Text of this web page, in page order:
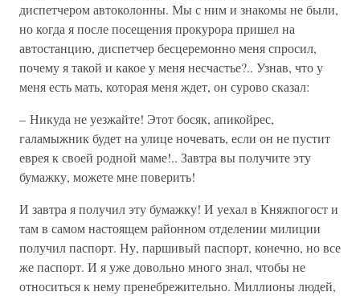
диспетчером автоколонны. Мы с ним и знакомы не были,
но когда я после посещения прокурора пришел на
автостанцию, диспетчер бесцеремонно меня спросил,
почему я такой и какое у меня несчастье?.. Узнав, что у
меня есть мать, которая меня ждет, он сурово сказал:
– Никуда не уезжайте! Этот босяк, апикойрес,
галамыжник будет на улице ночевать, если он не пустит
еврея к своей родной маме!.. Завтра вы получите эту
бумажку, можете мне поверить!
И завтра я получил эту бумажку! И уехал в Княжпогост и
там в самом настоящем районном отделении милиции
получил паспорт. Ну, паршивый паспорт, конечно, но все
же паспорт. И я уже довольно много знал, чтобы не
относиться к нему пренебрежительно. Миллионы людей,